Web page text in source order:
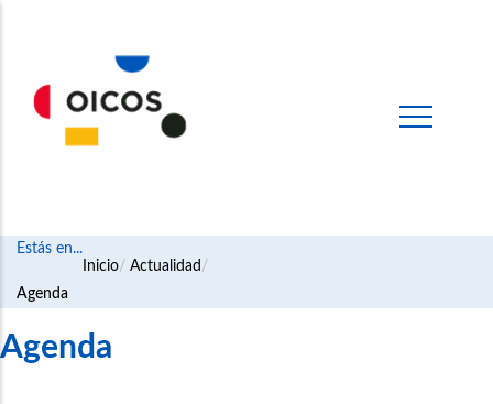
Estás en...
Ruta
de
navegación
Inicio
Actualidad
Agenda
Agenda